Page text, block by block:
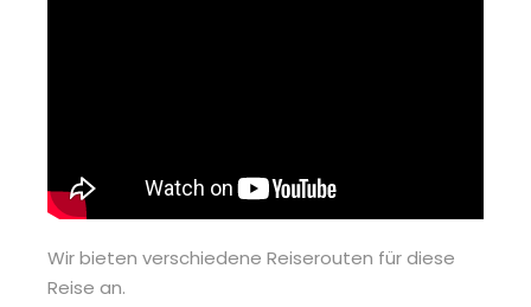
Wir bieten verschiedene Reiserouten für diese
Reise an.